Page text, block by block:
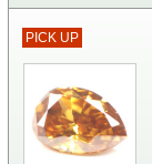
PICK UP